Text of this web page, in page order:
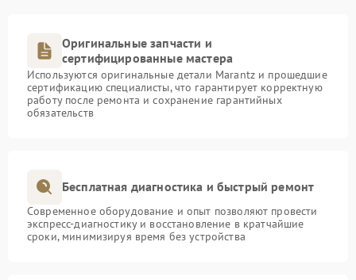
Оригинальные запчасти и
сертифицированные мастера
Используются оригинальные детали Marantz и прошедшие
сертификацию специалисты, что гарантирует корректную
работу после ремонта и сохранение гарантийных
обязательств
Бесплатная диагностика и быстрый ремонт
Современное оборудование и опыт позволяют провести
экспресс-диагностику и восстановление в кратчайшие
сроки, минимизируя время без устройства